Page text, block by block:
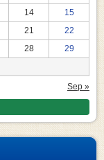
14
15
21
22
28
29
Sep »